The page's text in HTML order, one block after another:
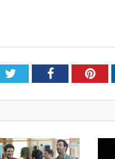
TwitterFacebook